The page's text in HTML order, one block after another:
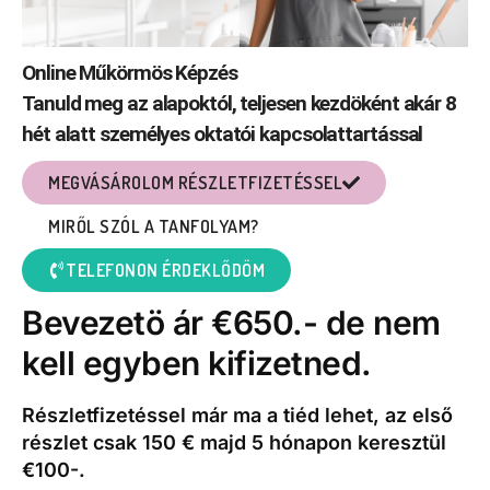
Online Műkörmös Képzés
Tanuld meg az alapoktól, teljesen kezdöként akár 8
hét alatt személyes oktatói kapcsolattartással
MEGVÁSÁROLOM RÉSZLETFIZETÉSSEL
MIRŐL SZÓL A TANFOLYAM?
TELEFONON ÉRDEKLŐDÖM
Bevezetö ár €650.- de nem
kell egyben kifizetned.
Részletfizetéssel már ma a tiéd lehet, az első
részlet csak 150 € majd 5 hónapon keresztül
€100-.